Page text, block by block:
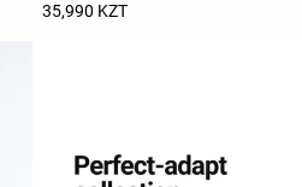
35,990 KZT